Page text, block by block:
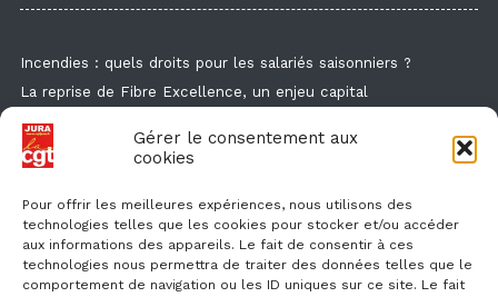
Gérer le consentement aux
cookies
Pour offrir les meilleures expériences, nous utilisons des
technologies telles que les cookies pour stocker et/ou accéder
aux informations des appareils. Le fait de consentir à ces
technologies nous permettra de traiter des données telles que le
comportement de navigation ou les ID uniques sur ce site. Le fait
Incendies : quels droits pour les salariés saisonniers ?
La reprise de Fibre Excellence, un enjeu capital
Guide de la formation syndicale
Formation syndicale : les affiches